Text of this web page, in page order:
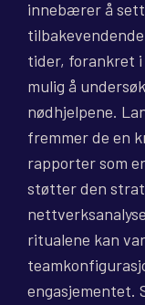
innebærer å
tider, forankret
mulig å
nødhjelpene.
fremmer de en
rapporter som
støtter den
ritualene kan
engasjementet.